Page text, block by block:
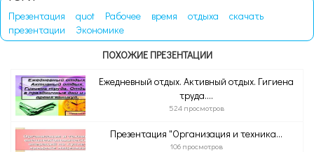
Презентация quot Рабочее время отдыха
скачать
презентации
Экономике
ПОХОЖИЕ ПРЕЗЕНТАЦИИ
Ежедневный отдых. Активный отдых. Гигиена
труда....
524 просмотров
Презентация "Организация и техника...
106 просмотров